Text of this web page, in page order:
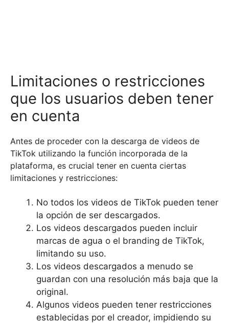
Limitaciones o restricciones
que los usuarios deben tener
en cuenta
Antes de proceder con la descarga de videos de
TikTok utilizando la función incorporada de la
plataforma, es crucial tener en cuenta ciertas
limitaciones y restricciones:
No todos los videos de TikTok pueden tener
la opción de ser descargados.
Los videos descargados pueden incluir
marcas de agua o el branding de TikTok,
limitando su uso.
Los videos descargados a menudo se
guardan con una resolución más baja que la
original.
Algunos videos pueden tener restricciones
establecidas por el creador, impidiendo su